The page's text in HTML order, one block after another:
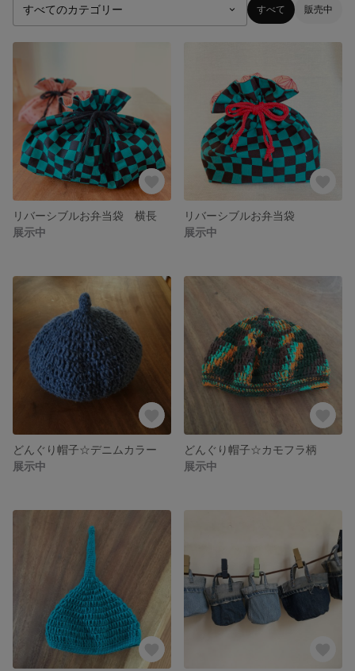
すべて 販売中
リバーシブルお弁当袋 横長
展示中
リバーシブルお弁当袋
展示中
どんぐり帽子☆デニムカラー
展示中
どんぐり帽子☆カモフラ柄
展示中